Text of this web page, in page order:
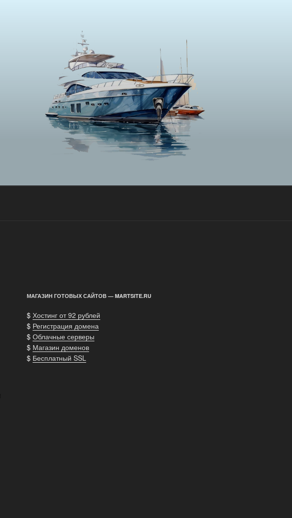
МАГАЗИН ГОТОВЫХ САЙТОВ — MARTSITE.RU
$ Хостинг от 92 рублей
$ Регистрация домена
$ Облачные серверы
$ Магазин доменов
$ Бесплатный SSL